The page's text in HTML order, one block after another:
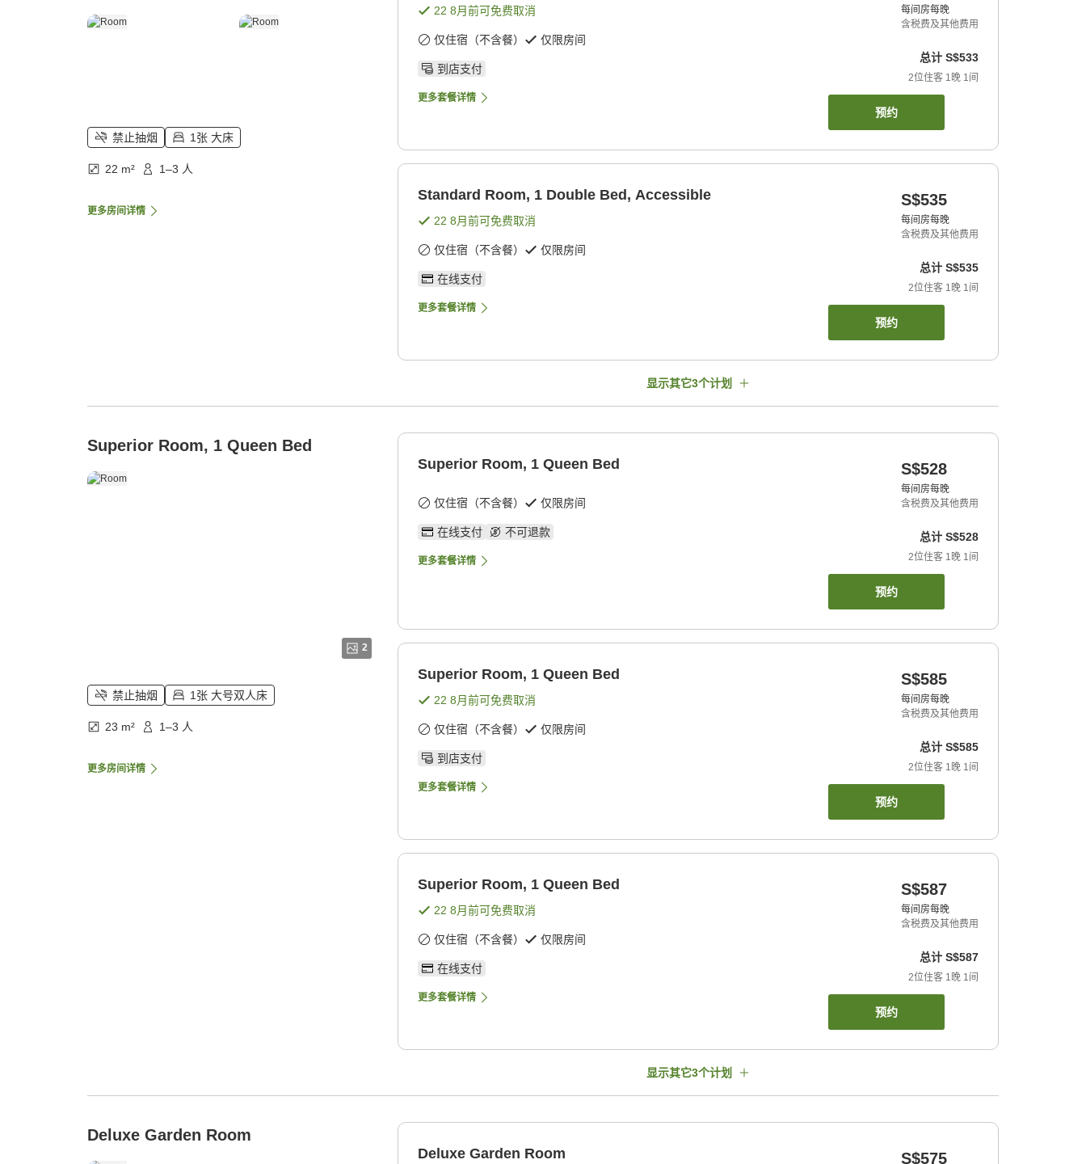
禁止抽烟 1张 大床
22 m² 1–3 人
更多房间详情
22 8月前可免费取消
仅住宿（不含餐） 仅限房间
到店支付
更多套餐详情
每间房每晚
含税费及其他费用
总计 S$533
2位住客 1晚 1间
预约
Standard Room, 1 Double Bed, Accessible
22 8月前可免费取消
仅住宿（不含餐） 仅限房间
在线支付
更多套餐详情
S$535
每间房每晚
含税费及其他费用
总计 S$535
2位住客 1晚 1间
预约
显示其它3个计划
Superior Room, 1 Queen Bed
2
禁止抽烟 1张 大号双人床
23 m² 1–3 人
更多房间详情
Superior Room, 1 Queen Bed
仅住宿（不含餐） 仅限房间
在线支付 不可退款
更多套餐详情
S$528
每间房每晚
含税费及其他费用
总计 S$528
2位住客 1晚 1间
预约
Superior Room, 1 Queen Bed
22 8月前可免费取消
仅住宿（不含餐） 仅限房间
到店支付
更多套餐详情
S$585
每间房每晚
含税费及其他费用
总计 S$585
2位住客 1晚 1间
预约
Superior Room, 1 Queen Bed
22 8月前可免费取消
仅住宿（不含餐） 仅限房间
在线支付
更多套餐详情
S$587
每间房每晚
含税费及其他费用
总计 S$587
2位住客 1晚 1间
预约
显示其它3个计划
Deluxe Garden Room
Deluxe Garden Room S$575